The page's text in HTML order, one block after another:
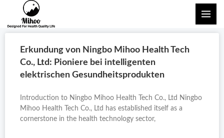
springen
Erkundung von Ningbo Mihoo Health Tech
Co., Ltd: Pioniere bei intelligenten
elektrischen Gesundheitsprodukten
Introduction to Ningbo Mihoo Health Tech Co., Ltd Ningbo
Mihoo Health Tech Co., Ltd has established itself as a
cornerstone in the health technology sector,